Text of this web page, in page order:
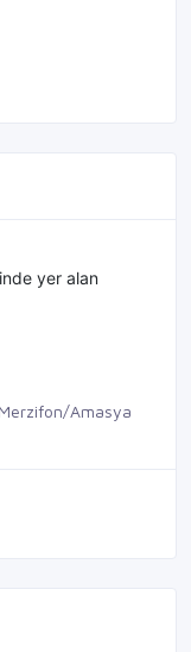
yer alan
Amasya